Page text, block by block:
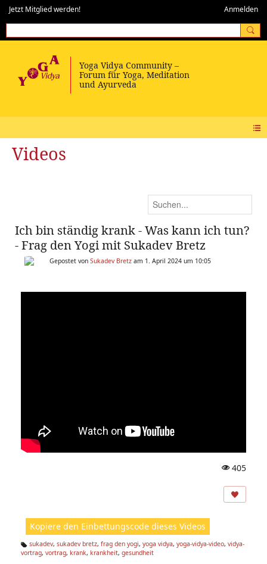
Jetzt Mitglied werden! Anmelden
Videos
Ich bin ständig krank - Was kann ich tun?
- Frag den Yogi mit Sukadev Bretz
Gepostet von Sukadev Bretz am 1. April 2024 um 10:05
ic
n:
405
Kopiere den Einbettungscode dieses Videos
Ta
sukadev, sukadev bretz, frag den yogi, yoga vidya, yoga-vidya-video, vidya-
vortrag, vortrag, krank, krankheit, gesundheit